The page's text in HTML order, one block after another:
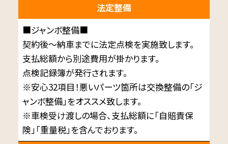
法定整備
■ジャンボ整備■
契約後～納車までに法定点検を実施致します。
支払総額から別途費用が掛かります。
点検記録簿が発行されます。
※安心32項目！悪いパーツ箇所は交換整備の「ジ
ャンボ整備」をオススメ致します。
※車検受け渡しの場合、支払総額に「自賠責保
険」「重量税」を含んでおります。